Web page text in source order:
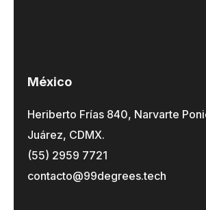
México
Heriberto Frías 840, Narvarte
Juárez, CDMX.
(55) 2959 7721
contacto@99degrees.tech